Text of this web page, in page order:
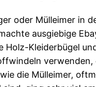
oder Mülleimer in
ausgiebige
Kleiderbügel
die Mülleimer,